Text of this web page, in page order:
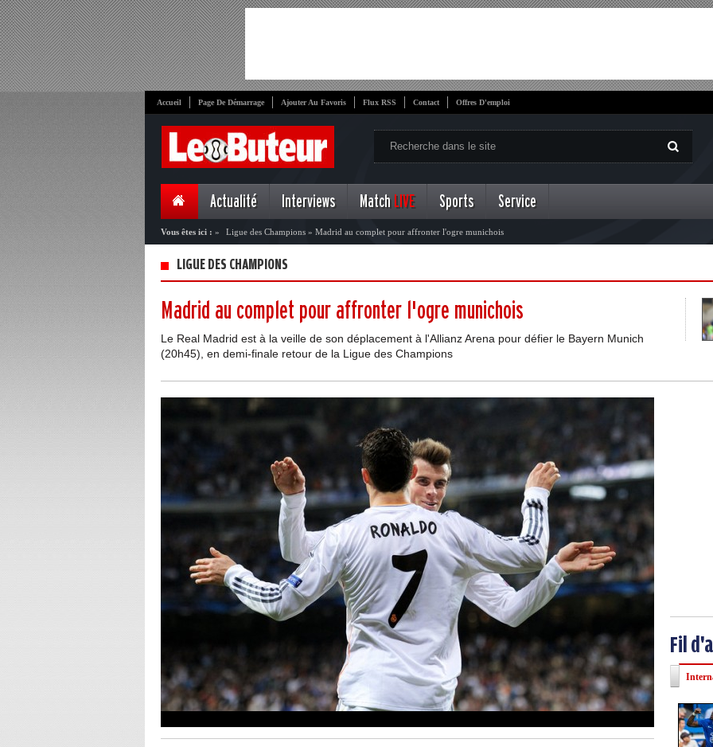
Accueil Page De Démarrage Ajouter Au Favoris Flux RSS Contact Offres D'emploi
Actualité Interviews Match LIVE Sports Service
Vous êtes ici : » Ligue des Champions » Madrid au complet pour affronter l'ogre munichois
LIGUE DES CHAMPIONS
Madrid au complet pour affronter l'ogre munichois
Le Real Madrid est à la veille de son déplacement à l'Allianz Arena pour défier le Bayern Munich
(20h45), en demi-finale retour de la Ligue des Champions
Fil